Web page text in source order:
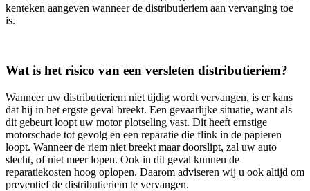
kenteken aangeven wanneer de distributieriem aan vervanging toe
is.
Wat is het risico van een versleten distributieriem?
Wanneer uw distributieriem niet tijdig wordt vervangen, is er kans
dat hij in het ergste geval breekt. Een gevaarlijke situatie, want als
dit gebeurt loopt uw motor plotseling vast. Dit heeft ernstige
motorschade tot gevolg en een reparatie die flink in de papieren
loopt. Wanneer de riem niet breekt maar doorslipt, zal uw auto
slecht, of niet meer lopen. Ook in dit geval kunnen de
reparatiekosten hoog oplopen. Daarom adviseren wij u ook altijd om
preventief de distributieriem te vervangen.